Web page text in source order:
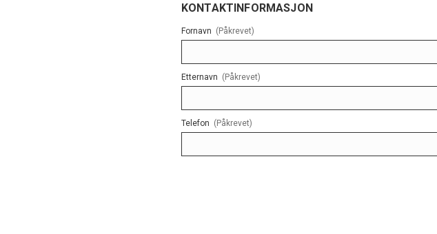
KONTAKTINFORMASJON
Fornavn (Påkrevet)
Etternavn (Påkrevet)
Telefon (Påkrevet)